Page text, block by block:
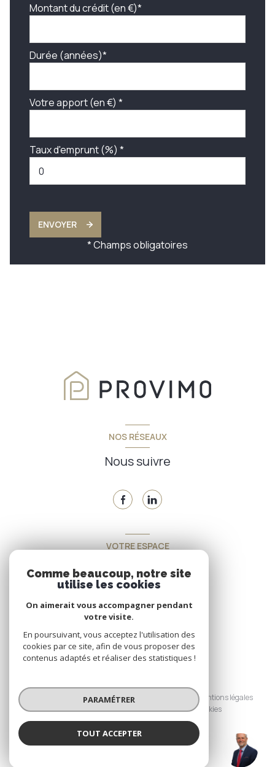
Montant du crédit (en €)*
Durée (années)*
Votre apport (en €) *
Taux d'emprunt (%) *
ENVOYER
* Champs obligatoires
Gless (EI)
NOS RÉSEAUX
Nous suivre
VOTRE ESPACE
Espace propriétaire
SE CONNECTER
Nos honoraires
Nos partenaires
Mentions légales
Admin
Politique RGPD Cookies
Réalisé par :
Comme beaucoup, notre site
utilise les cookies
On aimerait vous accompagner pendant
votre visite.
En poursuivant, vous acceptez l'utilisation des
cookies par ce site, afin de vous proposer des
contenus adaptés et réaliser des statistiques !
PARAMÉTRER
TOUT ACCEPTER